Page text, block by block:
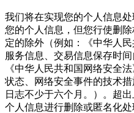
我们将在实现您的个人信息
您的个人信息，但您行使删
定的除外（例如：《中华人
服务信息、交易信息保存时
《中华人民共和国网络安全
状态、网络安全事件的技术
日志不少于六个月。）。超
个人信息进行删除或匿名化处